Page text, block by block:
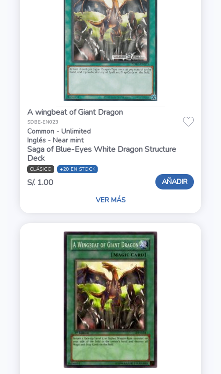
A wingbeat of Giant Dragon
SDBE-EN023
Common - Unlimited
Inglés - Near mint
Saga of Blue-Eyes White Dragon Structure
Deck
CLÁSICO +20 EN STOCK
S/. 1.00 AÑADIR
VER MÁS